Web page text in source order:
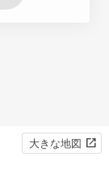
大きな地図